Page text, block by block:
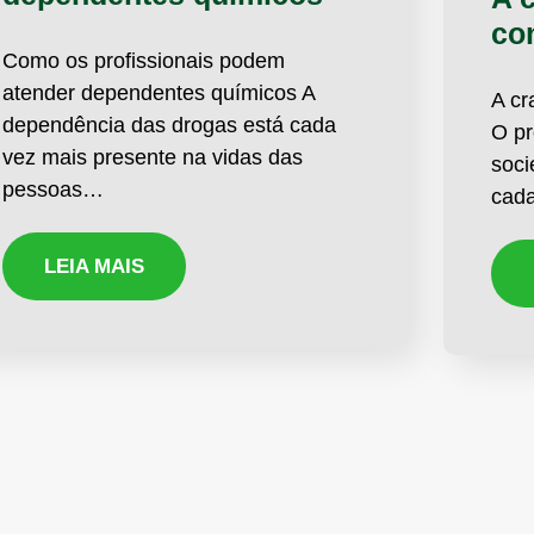
Como os profissionais podem
atender dependentes químicos A
dependência das drogas está cada
vez mais presente na vidas das
pessoas…
LEIA MAIS
A
O